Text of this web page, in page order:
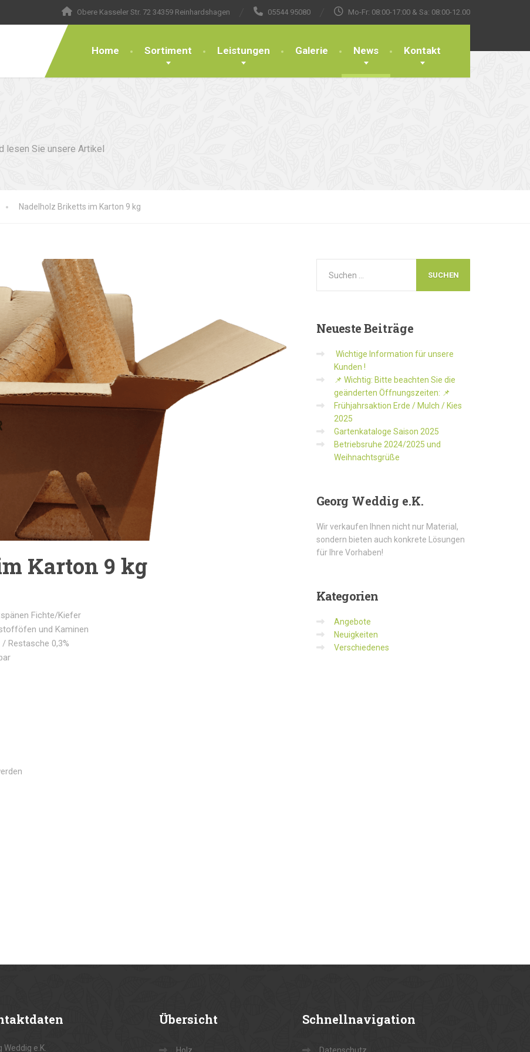
Obere Kasseler Str. 72 34359 Reinhardshagen 05544 95080 Mo-Fr: 08:00-17:00 & Sa: 08:00-12.00
Home Sortiment Leistungen Galerie News Kontakt
lesen Sie unsere Artikel
Nadelholz Briketts im Karton 9 kg
Karton 9 kg
Fichte/Kiefer
und Kaminen
Restasche 0,3%
NeuesteBeiträge
Wichtige Information für unsere
Kunden !
📌 Wichtig: Bitte beachten Sie die
geänderten Öffnungszeiten: 📌
Frühjahrsaktion Erde / Mulch / Kies
2025
Gartenkataloge Saison 2025
Betriebsruhe 2024/2025 und
Weihnachtsgrüße
Georg Weddig e.K.
Wir verkaufen Ihnen nicht nur Material,
sondern bieten auch konkrete Lösungen
für Ihre Vorhaben!
Kategorien
Angebote
Neuigkeiten
Verschiedenes
Weddig e.K.
Übersicht
Holz
Schnellnavigation
Datenschutz